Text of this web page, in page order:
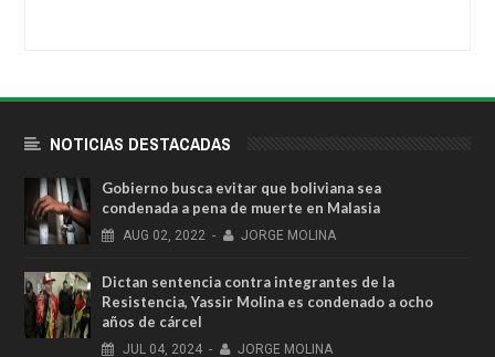
NOTICIAS DESTACADAS
Gobierno busca evitar que boliviana sea
condenada a pena de muerte en Malasia
AUG 02, 2022 - JORGE MOLINA
Dictan sentencia contra integrantes de la
Resistencia, Yassir Molina es condenado a ocho
años de cárcel
JUL 04, 2024 - JORGE MOLINA